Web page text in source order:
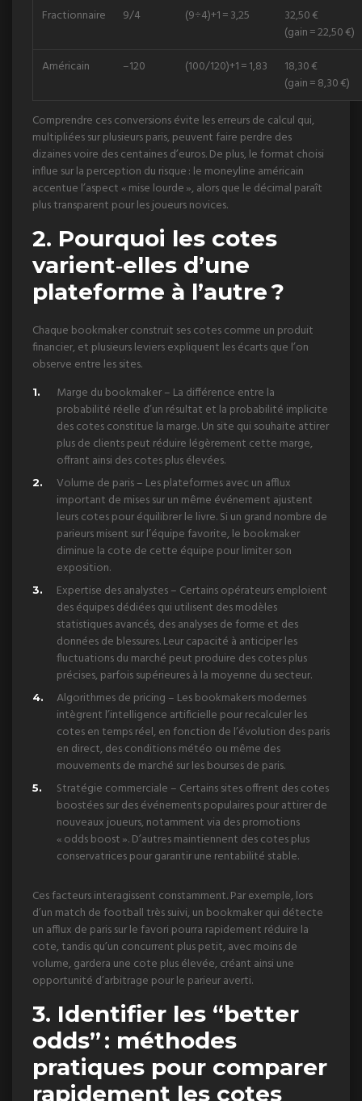
Fractionnaire
9/4 (9÷4)+1 = 3,25
32,50 €
(gain = 22,50 €)
Américain
–120 (100/120)+1 = 1,83
18,30 €
(gain = 8,30 €)
Comprendre ces conversions évite les erreurs de calcul qui,
multipliées sur plusieurs paris, peuvent faire perdre des
dizaines voire des centaines d’euros. De plus, le format choisi
influe sur la perception du risque : le moneyline américain
accentue l’aspect « mise lourde », alors que le décimal paraît
plus transparent pour les joueurs novices.
2. Pourquoi les cotes
varient‑elles d’une
plateforme à l’autre ?
Chaque bookmaker construit ses cotes comme un produit
financier, et plusieurs leviers expliquent les écarts que l’on
observe entre les sites.
Marge du bookmaker – La différence entre la
probabilité réelle d’un résultat et la probabilité implicite
des cotes constitue la marge. Un site qui souhaite attirer
plus de clients peut réduire légèrement cette marge,
offrant ainsi des cotes plus élevées.
Volume de paris – Les plateformes avec un afflux
important de mises sur un même événement ajustent
leurs cotes pour équilibrer le livre. Si un grand nombre de
parieurs misent sur l’équipe favorite, le bookmaker
diminue la cote de cette équipe pour limiter son
exposition.
Expertise des analystes – Certains opérateurs emploient
des équipes dédiées qui utilisent des modèles
statistiques avancés, des analyses de forme et des
données de blessures. Leur capacité à anticiper les
fluctuations du marché peut produire des cotes plus
précises, parfois supérieures à la moyenne du secteur.
Algorithmes de pricing – Les bookmakers modernes
intègrent l’intelligence artificielle pour recalculer les
cotes en temps réel, en fonction de l’évolution des paris
en direct, des conditions météo ou même des
mouvements de marché sur les bourses de paris.
Stratégie commerciale – Certains sites offrent des cotes
boostées sur des événements populaires pour attirer de
nouveaux joueurs, notamment via des promotions
« odds boost ». D’autres maintiennent des cotes plus
conservatrices pour garantir une rentabilité stable.
Ces facteurs interagissent constamment. Par exemple, lors
d’un match de football très suivi, un bookmaker qui détecte
un afflux de paris sur le favori pourra rapidement réduire la
cote, tandis qu’un concurrent plus petit, avec moins de
volume, gardera une cote plus élevée, créant ainsi une
opportunité d’arbitrage pour le parieur averti.
3. Identifier les “better
odds” : méthodes
pratiques pour comparer
rapidement les cotes